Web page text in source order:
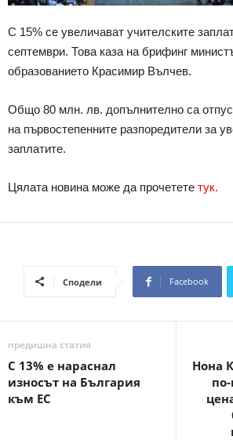
С 15% се увеличават учителските
септември. Това каза на брифинг
образованието Красимир Вълчев.
Общо 80 млн. лв. допълнително са
на първостепенните разпоредители за
заплатите.
Цялата новина може да прочетете тук.
Сподели Facebook
предишна статия
С 13% е нараснал
износът на България
към ЕС
Нона